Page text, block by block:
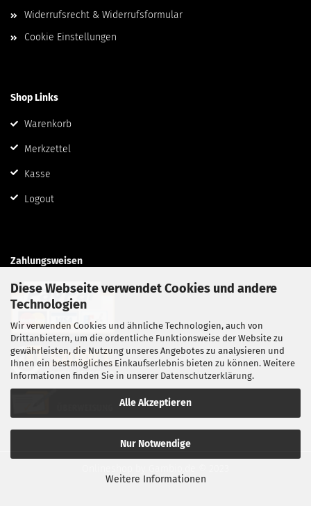
Diese Webseite verwendet Cookies und andere
Technologien
Wir verwenden Cookies und ähnliche Technologien, auch von
Drittanbietern, um die ordentliche Funktionsweise der Website zu
gewährleisten, die Nutzung unseres Angebotes zu analysieren und
Ihnen ein bestmögliches Einkaufserlebnis bieten zu können. Weitere
Informationen finden Sie in unserer Datenschutzerklärung.
Alle Akzeptieren
Nur Notwendige
Weitere Informationen
Widerrufsrecht & Widerrufsformular
Cookie Einstellungen
Shop Links
Warenkorb
Merkzettel
Kasse
Logout
Zahlungsweisen